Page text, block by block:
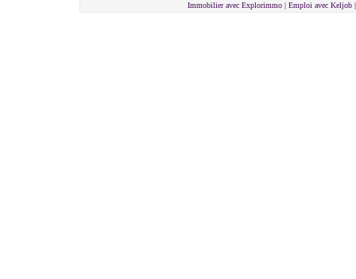
Immobilier avec Explorimmo | Emploi avec Keljob